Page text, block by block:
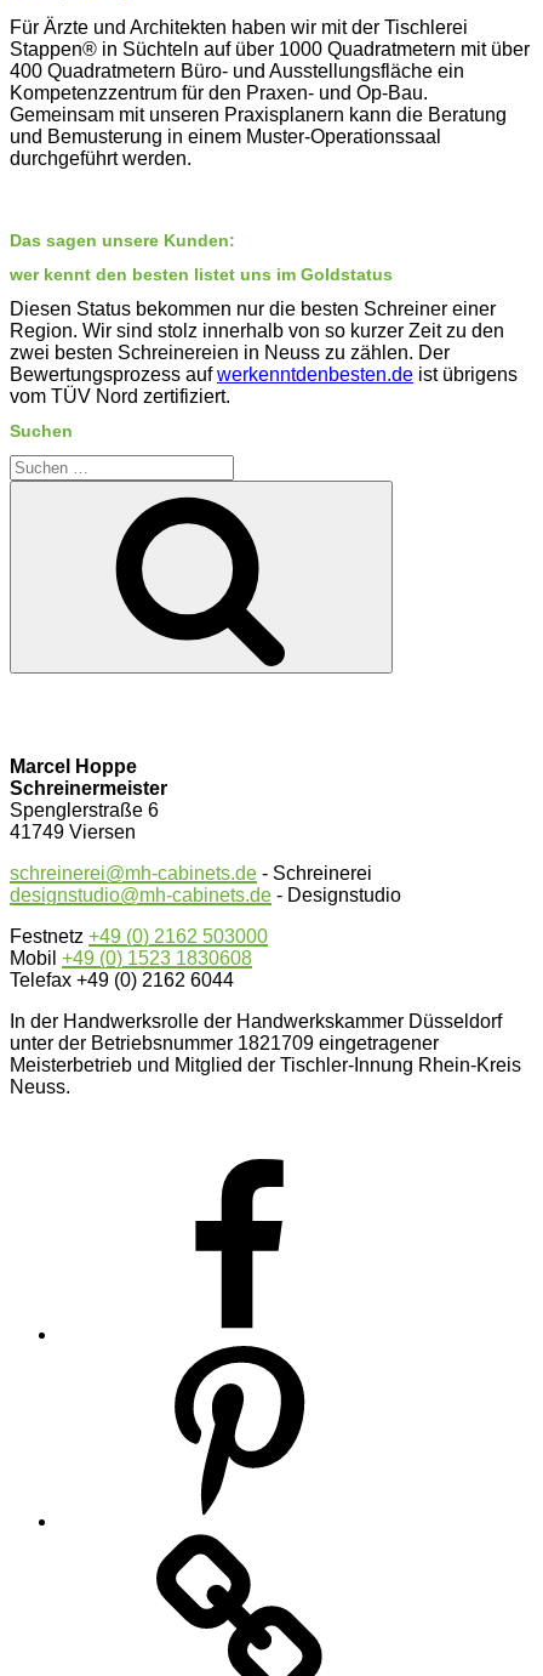
Für Ärzte und Architekten haben wir mit der Tischlerei
Stappen® in Süchteln auf über 1000 Quadratmetern mit über
400 Quadratmetern Büro- und Ausstellungsfläche ein
Kompetenzzentrum für den Praxen- und Op-Bau.
Gemeinsam mit unseren Praxisplanern kann die Beratung
und Bemusterung in einem Muster-Operationssaal
durchgeführt werden.
Das sagen unsere Kunden:
wer kennt den besten listet uns im Goldstatus
Diesen Status bekommen nur die besten Schreiner einer
Region. Wir sind stolz innerhalb von so kurzer Zeit zu den
zwei besten Schreinereien in Neuss zu zählen. Der
Bewertungsprozess aufwerkenntdenbesten.de ist übrigens
vom TÜV Nord zertifiziert.
Suchen
Suche
nach:
Marcel Hoppe
Schreinermeister
Spenglerstraße 6
41749 Viersen
schreinerei@mh-cabinets.de - Schreinerei
designstudio@mh-cabinets.de - Designstudio
Festnetz +49 (0) 2162 503000
Mobil +49 (0) 1523 1830608
Telefax +49 (0) 2162 6044
In der Handwerksrolle der Handwerkskammer Düsseldorf
unter der Betriebsnummer 1821709 eingetragener
Meisterbetrieb und Mitglied der Tischler-Innung Rhein-Kreis
Neuss.